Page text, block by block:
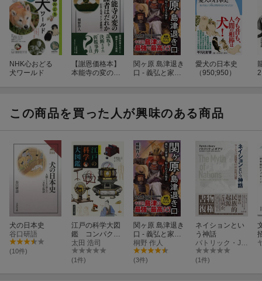
NHK心おどる
犬ワールド
【謝恩価格本】
本能寺の変の首
関ヶ原 島津退き
口 - 義弘と家康
愛犬の日本史
（950;950）
この商品を買った人が興味のある商品
犬の日本史
谷口研語
(10件)
江戸の科学大図
鑑 コンパクト
版
太田 浩司
(1件)
関ヶ原 島津退き
口 - 義弘と家康
ー知られざる秘
史 -
桐野 作人
(3件)
ネイションとい
う神話
パトリック・J・ギアリ
(1件)